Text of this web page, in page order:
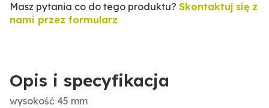
Masz pytania co do tego produktu? Skontaktuj się z
nami przez formularz
Opis i specyfikacja
wysokość 45 mm